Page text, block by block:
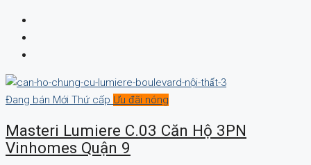
Đang bán Mới Thứ cấp Ưu đãi nóng
Masteri Lumiere C.03 Căn Hộ 3PN
Vinhomes Quận 9